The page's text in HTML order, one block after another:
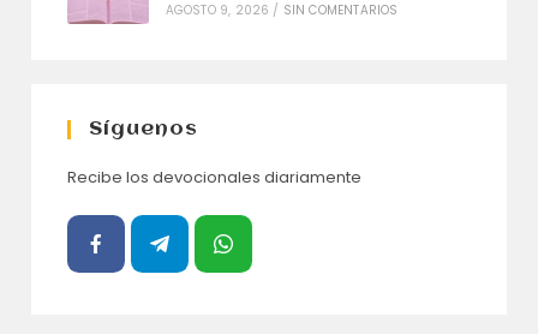
AGOSTO 9, 2026 / SIN COMENTARIOS
Síguenos
Recibe los devocionales diariamente